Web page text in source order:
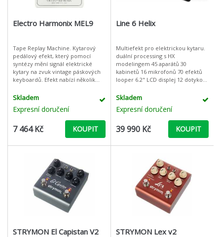
Electro Harmonix MEL9
Tape Replay Machine. Kytarový
pedálový efekt, který pomocí
syntézy mění signál elektrické
kytary na zvuk vintage páskových
keyboardů. Efekt nabízí několik
dokonalého zvuku těchto starých a
Skladem
Expresní doručení
7 464 Kč KOUPIT
Line 6 Helix
Multiefekt pro elektrickou kytaru.
duální processing s HX
modelingem 45 aparátů 30
kabinetů 16 mikrofonů 70 efektů
looper 6.2" LCD displej 12 dotykově
USB audio inter
Skladem
Expresní doručení
39 990 Kč KOUPIT
STRYMON El Capistan V2 STRYMON Lex v2